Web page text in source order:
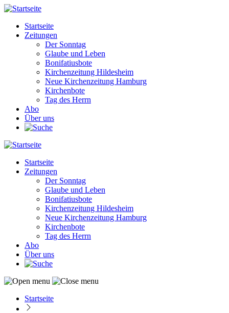
Direkt
Inhalt
Main
navigation
Startseite
Zeitungen
Der Sonntag
Glaube und Leben
Bonifatiusbote
Kirchenzeitung Hildesheim
Neue Kirchenzeitung Hamburg
Kirchenbote
Tag des Herrn
Abo
Über uns
Main
navigation
Startseite
Zeitungen
Der Sonntag
Glaube und Leben
Bonifatiusbote
Kirchenzeitung Hildesheim
Neue Kirchenzeitung Hamburg
Kirchenbote
Tag des Herrn
Abo
Über uns
Startseite